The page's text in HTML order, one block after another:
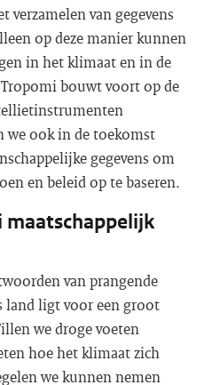
verzamelen van gegevens
op deze manier kunnen
in het klimaat en in de
bouwt voort op de
we ook in de toekomst
gegevens om
en beleid op te baseren.
maatschappelijk
van prangende
land ligt voor een groot
we droge voeten
hoe het klimaat zich
we kunnen nemen